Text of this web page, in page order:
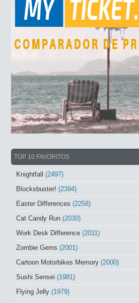
TOP 10 FAVORITOS
Knightfall (2497)
Blocksbuster! (2394)
Easter Differences (2258)
Cat Candy Run (2030)
Work Desk Difference (2011)
Zombie Gems (2001)
Cartoon Motorbikes Memory (2000)
Sushi Sensei (1981)
Flying Jelly (1979)